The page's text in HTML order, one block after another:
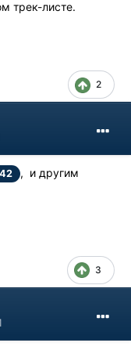
трек-листе.
2
, и другим
3